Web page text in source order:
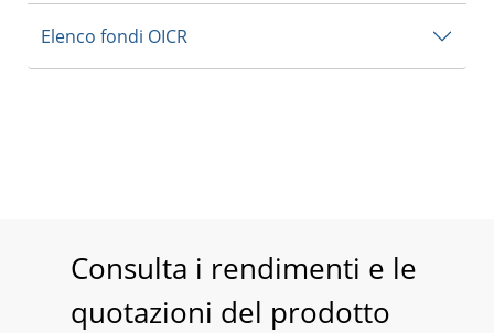
Elenco fondi OICR
Consulta i rendimenti e le
quotazioni del prodotto